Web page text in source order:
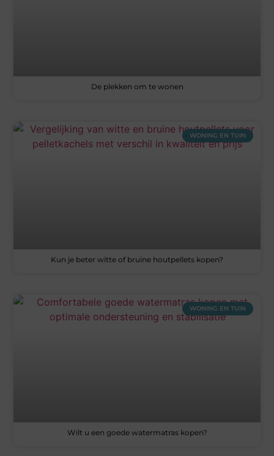
De plekken om te wonen
WONING EN TUIN
Kun je beter witte of bruine houtpellets kopen?
WONING EN TUIN
Wilt u een goede watermatras kopen?